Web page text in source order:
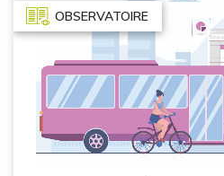
OBSERVATOIRE